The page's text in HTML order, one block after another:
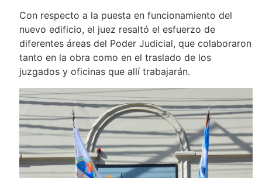
Con respecto a la puesta en funcionamiento del
nuevo edificio, el juez resaltó el esfuerzo de
diferentes áreas del Poder Judicial, que colaboraron
tanto en la obra como en el traslado de los
juzgados y oficinas que allí trabajarán.